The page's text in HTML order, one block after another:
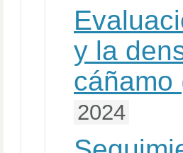
y la
cáñamo
2024